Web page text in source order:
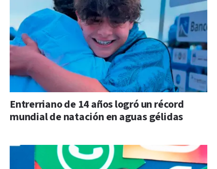
Entrerriano de 14 años logró un récord
mundial de natación en aguas gélidas